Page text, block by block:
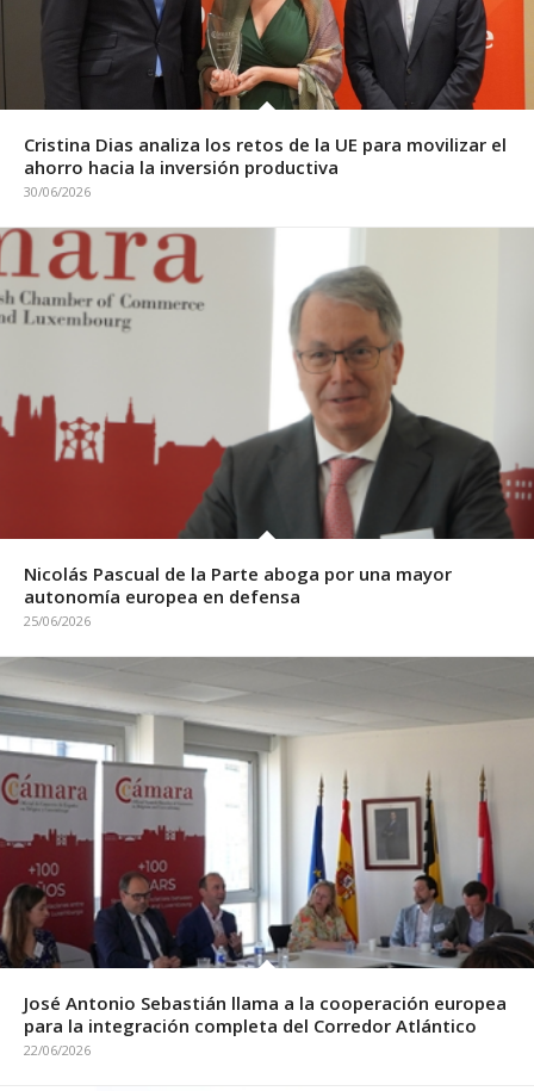
Cristina Dias analiza los retos de la UE para movilizar el
ahorro hacia la inversión productiva
30/06/2026
Nicolás Pascual de la Parte aboga por una mayor
autonomía europea en defensa
25/06/2026
José Antonio Sebastián llama a la cooperación europea
para la integración completa del Corredor Atlántico
22/06/2026